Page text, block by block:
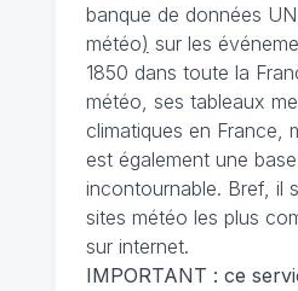
banque de données
météo) sur les
1850 dans toute la
météo, ses tableaux
climatiques en France,
est également une
incontournable. Bref, il
sites météo les plus
sur internet.
IMPORTANT : ce